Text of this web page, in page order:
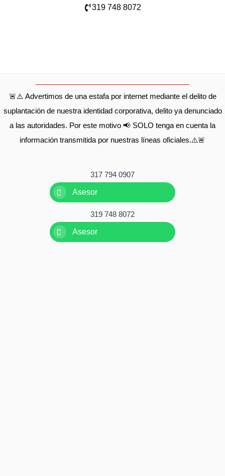
319 748 8072
🚨⚠️ Advertimos de una estafa por internet mediante el delito de
suplantación de nuestra identidad corporativa, delito ya denunciado
a las autoridades. Por este motivo 📢 SOLO tenga en cuenta la
información transmitida por nuestras líneas oficiales.⚠️🚨
317 794 0907
Asesor
319 748 8072
Asesor